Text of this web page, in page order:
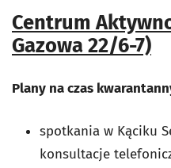
Centrum
Gazowa 22/6-7)
Plany na czas
spotkania w Kąciku
konsultacje